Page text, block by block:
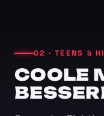
02 · TEENS &
COOLE